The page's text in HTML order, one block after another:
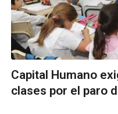
Capital Humano
clases por el paro